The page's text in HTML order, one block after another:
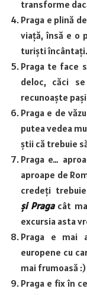
transforme
Praga e plină
viață, însă e o
turiști încântați.
Praga te face
deloc, căci
recunoaște
Praga e de
putea vedea
știi că trebuie
Praga e…
aproape de
credeți
și Pragacât
excursia asta
Praga e mai
europene cu
mai frumoasă :)
Praga e fix în